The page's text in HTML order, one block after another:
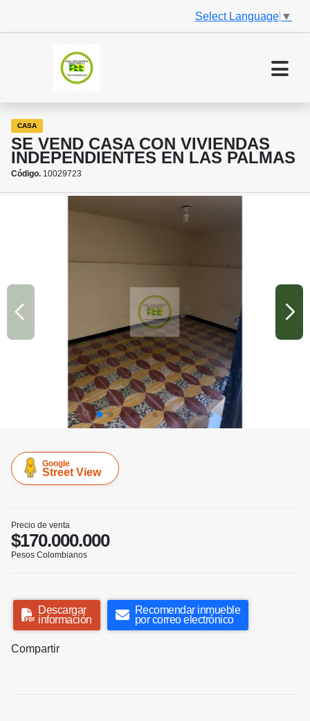
Select Language ▼
CASA
SE VEND CASA CON VIVIENDAS
INDEPENDIENTES EN LAS PALMAS
Código. 10029723
Google
Street View
Precio de venta
$170.000.000
Pesos Colombianos
Descargar
información
Recomendar inmueble
por correo electrónico
Compartir